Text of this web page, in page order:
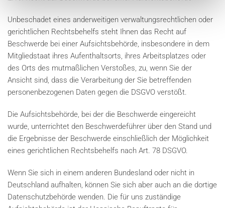
Unbeschadet eines anderweitigen verwaltungsrechtlichen oder
gerichtlichen Rechtsbehelfs steht Ihnen das Recht auf
Beschwerde bei einer Aufsichtsbehörde, insbesondere in dem
Mitgliedstaat ihres Aufenthaltsorts, ihres Arbeitsplatzes oder
des Orts des mutmaßlichen Verstoßes, zu, wenn Sie der
Ansicht sind, dass die Verarbeitung der Sie betreffenden
personenbezogenen Daten gegen die DSGVO verstößt.
Die Aufsichtsbehörde, bei der die Beschwerde eingereicht
wurde, unterrichtet den Beschwerdeführer über den Stand und
die Ergebnisse der Beschwerde einschließlich der Möglichkeit
eines gerichtlichen Rechtsbehelfs nach Art. 78 DSGVO.
Wenn Sie sich in einem anderen Bundesland oder nicht in
Deutschland aufhalten, können Sie sich aber auch an die dortige
Datenschutzbehörde wenden. Die für uns zuständige